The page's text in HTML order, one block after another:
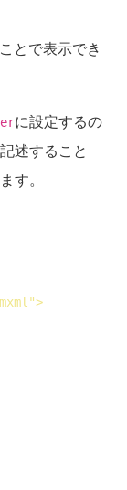
とで表示でき
に設定するの
述すること
す。